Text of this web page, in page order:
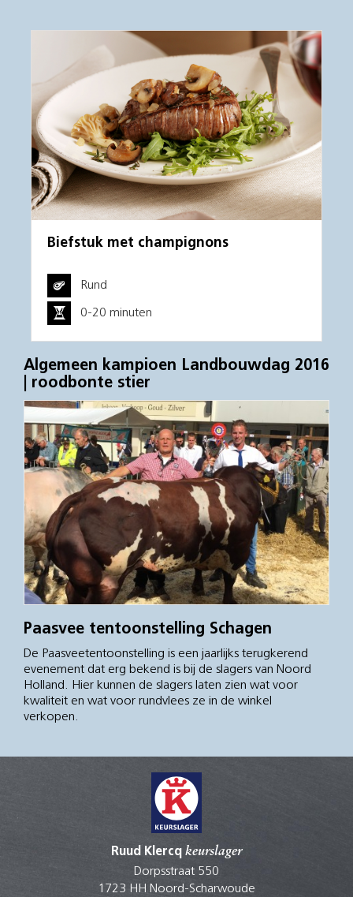
Biefstuk met champignons
Rund
0-20 minuten
Algemeen kampioen Landbouwdag 2016
| roodbonte stier
Paasvee tentoonstelling Schagen
De Paasveetentoonstelling is een jaarlijks terugkerend
evenement dat erg bekend is bij de slagers van Noord
Holland. Hier kunnen de slagers laten zien wat voor
kwaliteit en wat voor rundvlees ze in de winkel
verkopen.
Ruud Klercq keurslager
Dorpsstraat 550
1723 HH Noord-Scharwoude